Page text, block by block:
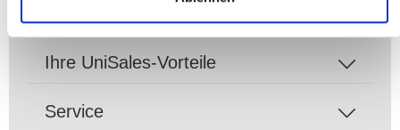
Ihre UniSales-Vorteile
Service